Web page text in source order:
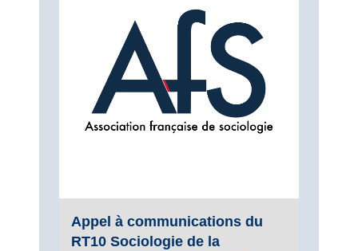
Appel à communications du
RT10 Sociologie de la